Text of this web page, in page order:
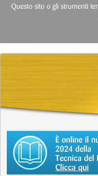
È online il
2024 della
Tecnica del
Clicca qui
Questo sito o gli strumenti